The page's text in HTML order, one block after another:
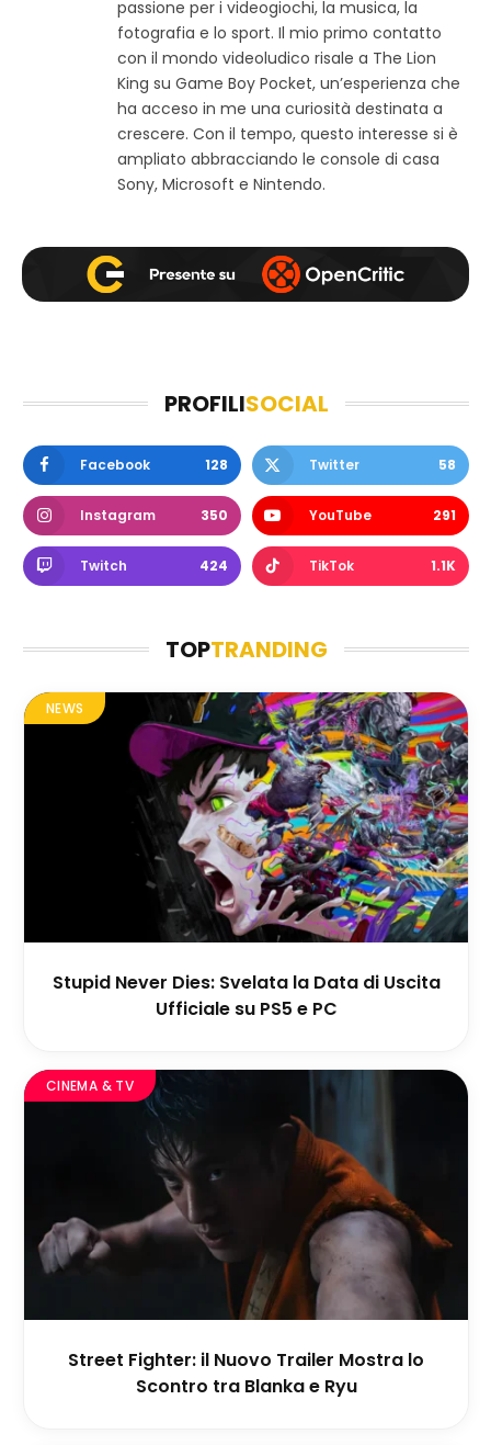
o
w
e
b
k
t
a
a
m
passione per i videogiochi, la musica, la
fotografia e lo sport. Il mio primo contatto
con il mondo videoludico risale a The Lion
King su Game Boy Pocket, un’esperienza che
ha acceso in me una curiosità destinata a
crescere. Con il tempo, questo interesse si è
ampliato abbracciando le console di casa
Sony, Microsoft e Nintendo.
PROFILISOCIAL
Facebook 128 Twitter 58
Instagram 350 YouTube 291
Twitch 424 TikTok 1.1K
TOPTRANDING
NEWS
Stupid Never Dies: Svelata la Data di Uscita
Ufficiale su PS5 e PC
CINEMA & TV
Street Fighter: il Nuovo Trailer Mostra lo
Scontro tra Blanka e Ryu